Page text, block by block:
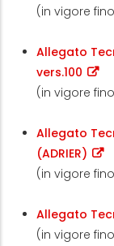
(in vigore
Allegato
vers.100
(in vigore
Allegato
(ADRIER)
(in vigore
Allegato
(in vigore fino